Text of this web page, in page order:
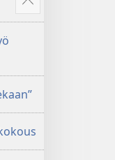
Näytä
enemmän